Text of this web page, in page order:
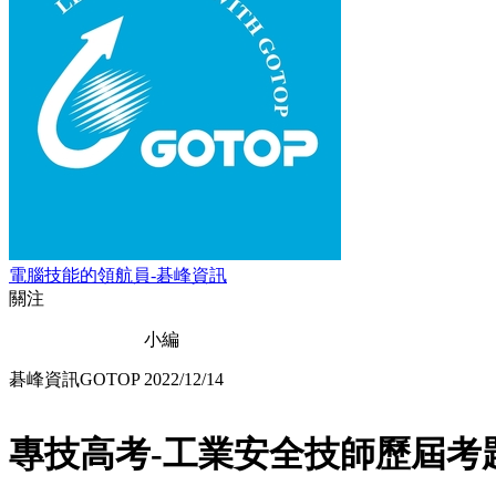
電腦技能的領航員-碁峰資訊
關注
碁峰資訊GOTOP
小編
2022/12/14
專技高考-工業安全技師歷屆考